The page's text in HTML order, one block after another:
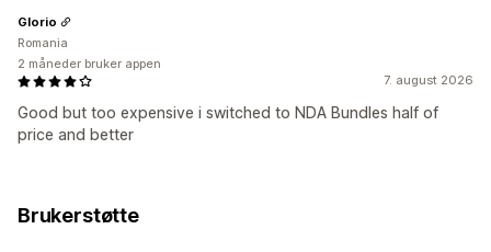
7. august 2026
Good but too expensive i switched to NDA Bundles half of
price and better
Glorio
Romania
2 måneder bruker appen
Brukerstøtte